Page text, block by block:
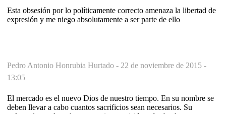
Esta obsesión por lo políticamente correcto amenaza la libertad de
expresión y me niego absolutamente a ser parte de ello
Pedro Antonio Honrubia Hurtado - 22 de noviembre de 2015 -
13:05
El mercado es el nuevo Dios de nuestro tiempo. En su nombre se
deben llevar a cabo cuantos sacrificios sean necesarios. Su